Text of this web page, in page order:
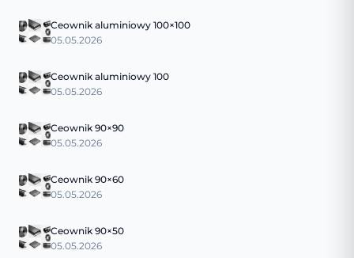
Ceownik aluminiowy 100×100
05.05.2026
Ceownik aluminiowy 100
05.05.2026
Ceownik 90×90
05.05.2026
Ceownik 90×60
05.05.2026
Ceownik 90×50
05.05.2026